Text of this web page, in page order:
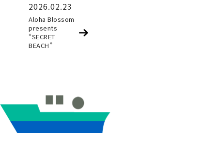
2026.02.23
Aloha Blossom
presents
“SECRET
BEACH”